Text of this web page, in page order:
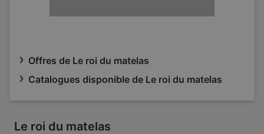
Offres de Le roi du matelas
Catalogues disponible de Le roi du matelas
Le roi du matelas